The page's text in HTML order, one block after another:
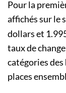
Pour la
affichés sur le
dollars et
taux de
catégories
places